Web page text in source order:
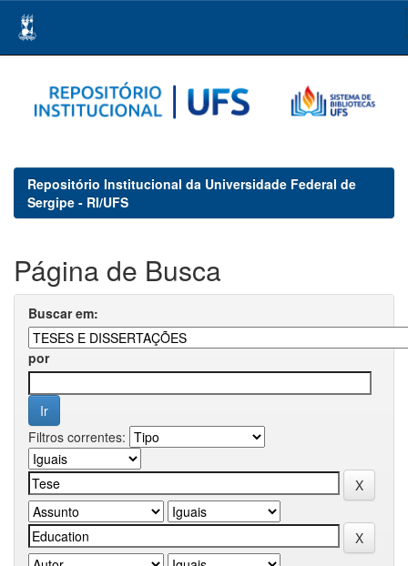
navigation
Repositório Institucional da Universidade Federal de
Sergipe - RI/UFS
Página de Busca
Buscar em:
por
Filtros correntes: